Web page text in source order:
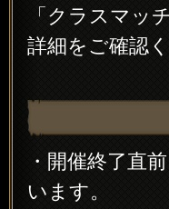
「クラスマッ
詳細をご確認
・開催終了直
います。